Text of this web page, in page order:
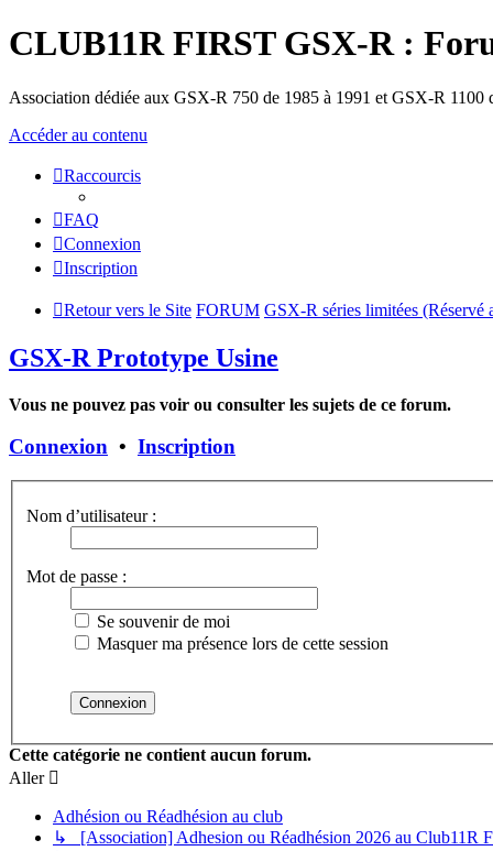
CLUB11R FIRST GSX-R :
Association dédiée aux GSX-R 750 de 1985 à 1991 et GSX-R 1100
Accéder au contenu
Raccourcis
FAQ
Connexion
Inscription
Retour vers le Site FORUM GSX-R séries limitées (Réservé
GSX-R Prototype Usine
Vous ne pouvez pas voir ou consulter les sujets de ce forum.
Connexion • Inscription
Nom d’utilisateur :
Mot de passe :
Se souvenir de moi
Masquer ma présence lors de cette session
Cette catégorie ne contient aucun forum.
Aller
Adhésion ou Réadhésion au club
↳ [Association] Adhesion ou Réadhésion 2026 au Club11R